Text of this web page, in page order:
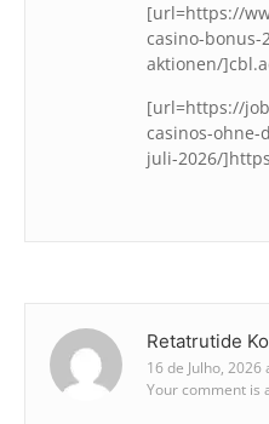
[url=https://
casino-bonus-
aktionen/
[url=https://
casinos-
juli-2026/
Retatrutide
16 de Julho, 2026
Your comment is